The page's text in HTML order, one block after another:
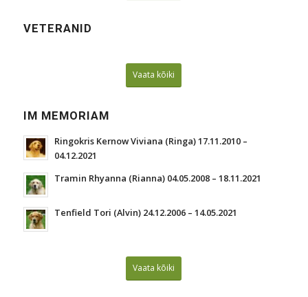
VETERANID
Vaata kõiki
IM MEMORIAM
Ringokris Kernow Viviana (Ringa) 17.11.2010 –
04.12.2021
Tramin Rhyanna (Rianna) 04.05.2008 – 18.11.2021
Tenfield Tori (Alvin) 24.12.2006 – 14.05.2021
Vaata kõiki